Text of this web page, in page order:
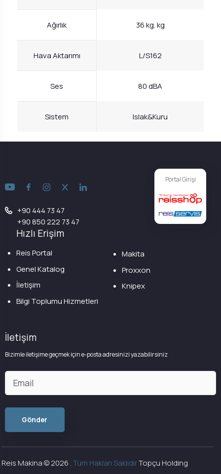
Ağırlık 36 kg. kg
Hava Aktarımı L/S162
Ses 80 dBA
Sistem Islak&Kuru
Portal Girişi
+90 444 73 47
+90 850 222 73 47
Hızlı Erişim
Reis Portal
Genel Katalog
İletişim
Bilgi Toplumu Hizmetleri
Makita
Proxxon
Knipex
İletişim
Bizimle iletişime geçmek için e-posta adresinizi yazabilirsiniz
Reis Makina ©2026 .Tüm Hakları SaklıdırTopçu Holding